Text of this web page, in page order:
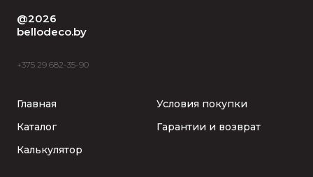
@2026
bellodeco.by
+375 29 682-35-90
Главная
Каталог
Калькулятор
Условия покупки
Гарантии и возврат